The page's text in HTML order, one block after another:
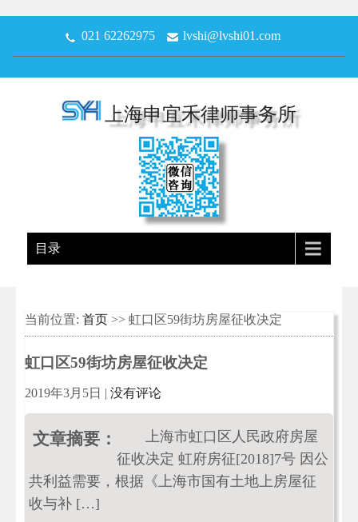
021 62262975 lvshi@lvshi01.com
上海申宜禾律师事务所
目录
当前位置: 首页 >> 虹口区59街坊房屋征收决定
虹口区59街坊房屋征收决定
2019年3月5日 | 没有评论
文章摘要：
上海市虹口区人民政府房屋
征收决定 虹府房征[2018]7号 因公
共利益需要，根据《上海市国有土地上房屋征
收与补 […]